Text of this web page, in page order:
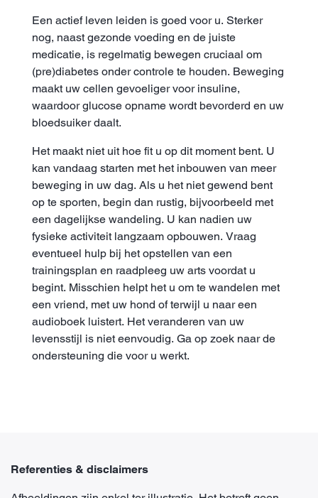
Een actief leven leiden is goed voor u. Sterker
nog, naast gezonde voeding en de juiste
medicatie, is regelmatig bewegen cruciaal om
(pre)diabetes onder controle te houden. Beweging
maakt uw cellen gevoeliger voor insuline,
waardoor glucose opname wordt bevorderd en uw
bloedsuiker daalt.
Het maakt niet uit hoe fit u op dit moment bent. U
kan vandaag starten met het inbouwen van meer
beweging in uw dag. Als u het niet gewend bent
op te sporten, begin dan rustig, bijvoorbeeld met
een dagelijkse wandeling. U kan nadien uw
fysieke activiteit langzaam opbouwen. Vraag
eventueel hulp bij het opstellen van een
trainingsplan en raadpleeg uw arts voordat u
begint. Misschien helpt het u om te wandelen met
een vriend, met uw hond of terwijl u naar een
audioboek luistert. Het veranderen van uw
levensstijl is niet eenvoudig. Ga op zoek naar de
ondersteuning die voor u werkt.
Referenties & disclaimers